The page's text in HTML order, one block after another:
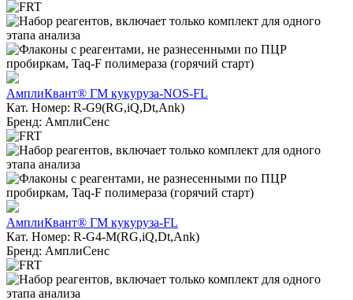
АмплиКвант® ГМ кукуруза-NOS-FL
Кат. Номер: R-G9(RG,iQ,Dt,Ank)
Бренд: АмплиСенс
АмплиКвант® ГМ кукуруза-FL
Кат. Номер: R-G4-M(RG,iQ,Dt,Ank)
Бренд: АмплиСенс